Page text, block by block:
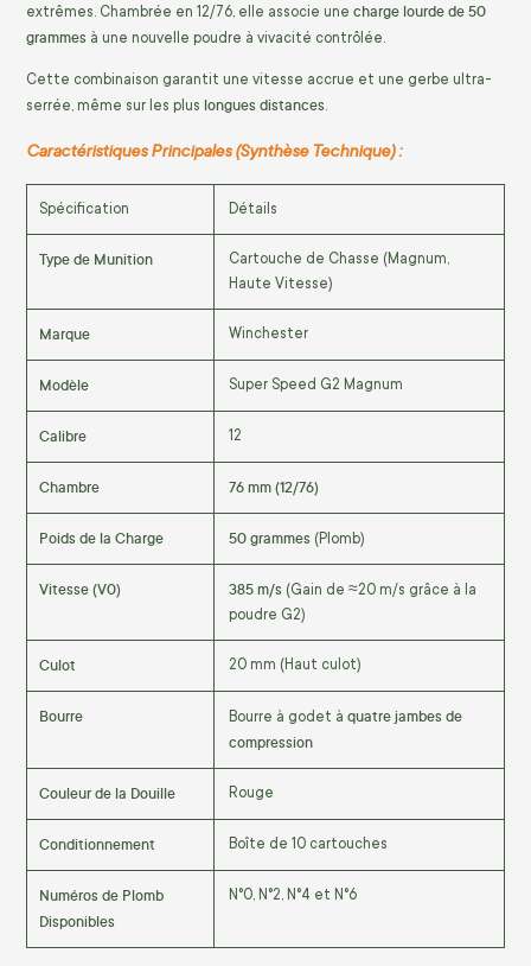
extrêmes. Chambrée en 12/76, elle associe une charge lourde de 50
grammes à une nouvelle poudre à vivacité contrôlée.
Cette combinaison garantit une vitesse accrue et une gerbe ultra-
serrée, même sur les plus longues distances.
Caractéristiques Principales (Synthèse Technique) :
Spécification Détails
Type de Munition
Cartouche de Chasse (Magnum,
Haute Vitesse)
Marque Winchester
Modèle Super Speed G2 Magnum
Calibre 12
Chambre 76 mm (12/76)
Poids de la Charge 50 grammes (Plomb)
Vitesse (V0) 385 m/s (Gain de ≈20 m/s grâce à la
poudre G2)
Culot 20 mm (Haut culot)
Bourre Bourre à godet à quatre jambes de
compression
Couleur de la Douille Rouge
Conditionnement Boîte de 10 cartouches
Numéros de Plomb
Disponibles
N°0, N°2, N°4 et N°6